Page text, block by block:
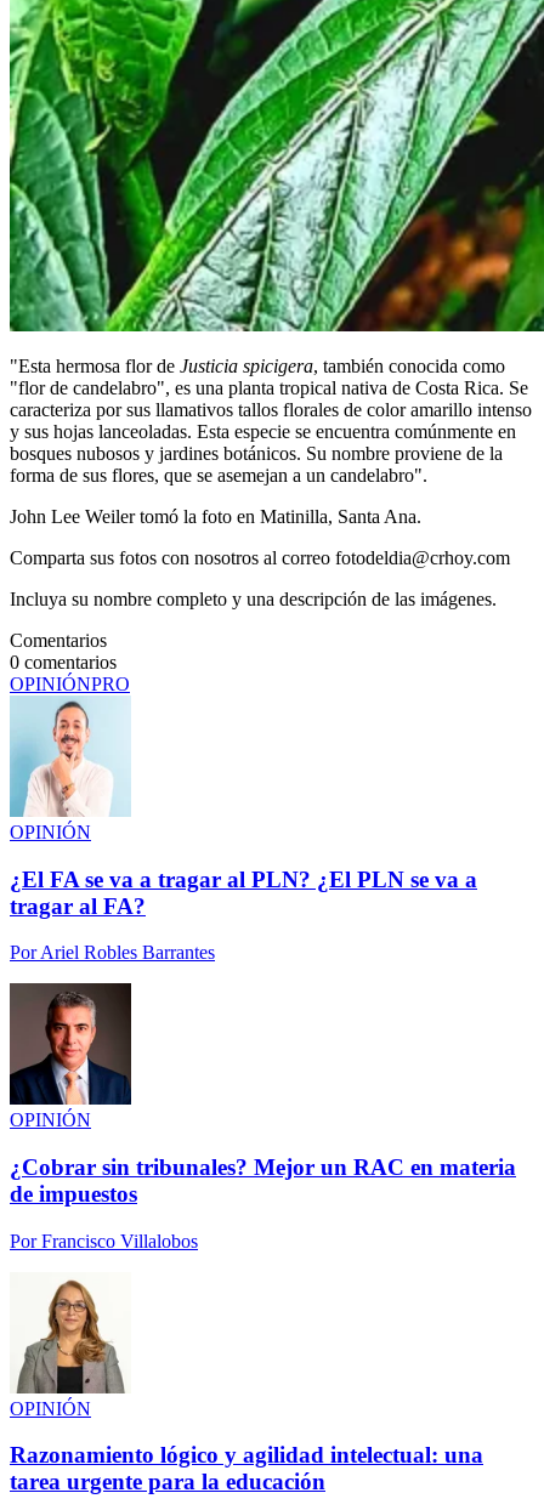
"Esta hermosa flor de Justicia spicigera, también conocida como
"flor de candelabro", es una planta tropical nativa de Costa Rica. Se
caracteriza por sus llamativos tallos florales de color amarillo intenso
y sus hojas lanceoladas. Esta especie se encuentra comúnmente en
bosques nubosos y jardines botánicos. Su nombre proviene de la
forma de sus flores, que se asemejan a un candelabro".
John Lee Weiler tomó la foto en Matinilla, Santa Ana.
Comparta sus fotos con nosotros al correo fotodeldia@crhoy.com
Incluya su nombre completo y una descripción de las imágenes.
Comentarios
0 comentarios
OPINIÓNPRO
OPINIÓN
¿El FA se va a tragar al PLN? ¿El PLN se va a
tragar al FA?
PorAriel Robles Barrantes
OPINIÓN
¿Cobrar sin tribunales? Mejor un RAC en materia
de impuestos
PorFrancisco Villalobos
OPINIÓN
Razonamiento lógico y agilidad intelectual: una
tarea urgente para la educación